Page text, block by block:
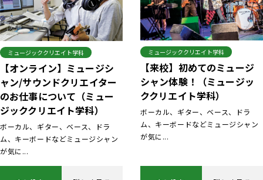
ミュージッククリエイト学科
【オンライン】ミュージシ
ャン/サウンドクリエイター
のお仕事について（ミュー
ジッククリエイト学科）
ボーカル、ギター、ベース、ドラ
ム、キーボードなどミュージシャン
が気に...
ミュージッククリエイト学科
【来校】初めてのミュージ
シャン体験！（ミュージッ
ククリエイト学科）
ボーカル、ギター、ベース、ドラ
ム、キーボードなどミュージシャン
が気に...